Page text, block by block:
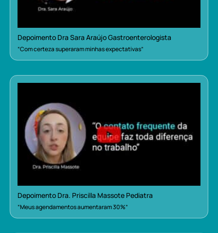
Depoimento Dra Sara Araújo Gastroenterologista
“Com certeza superaram minhas expectativas”
Depoimento Dra. Priscilla Massote Pediatra
“Meus agendamentos aumentaram 30%”